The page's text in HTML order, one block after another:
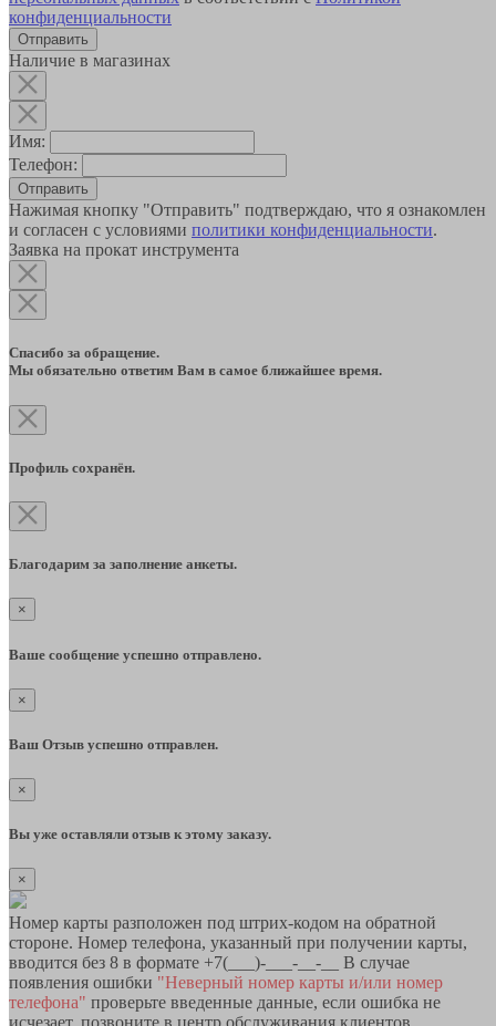
конфиденциальности
Наличие в магазинах
Имя:
Телефон:
Отправить
Нажимая кнопку "Отправить" подтверждаю, что я ознакомлен
и согласен с условиями политики конфиденциальности.
Заявка на прокат инструмента
Спасибо за обращение.
Мы обязательно ответим Вам в самое ближайшее время.
Профиль сохранён.
Благодарим за заполнение анкеты.
×
Ваше сообщение успешно отправлено.
×
Ваш Отзыв успешно отправлен.
×
Вы уже оставляли отзыв к этому заказу.
×
Номер карты разположен под штрих-кодом на обратной
стороне. Номер телефона, указанный при получении карты,
вводится без 8 в формате +7(___)-___-__-__ В случае
появления ошибки "Неверный номер карты и/или номер
телефона" проверьте введенные данные, если ошибка не